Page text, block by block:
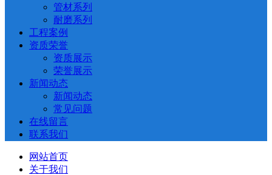
管材系列
耐磨系列
工程案例
资质荣誉
资质展示
荣誉展示
新闻动态
新闻动态
常见问题
在线留言
联系我们
网站首页
关于我们